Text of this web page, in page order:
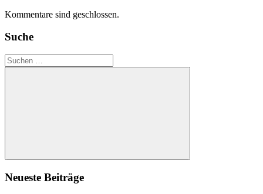
Kommentare sind geschlossen.
Suche
Suchen
nach:
Suchen
Neueste Beiträge